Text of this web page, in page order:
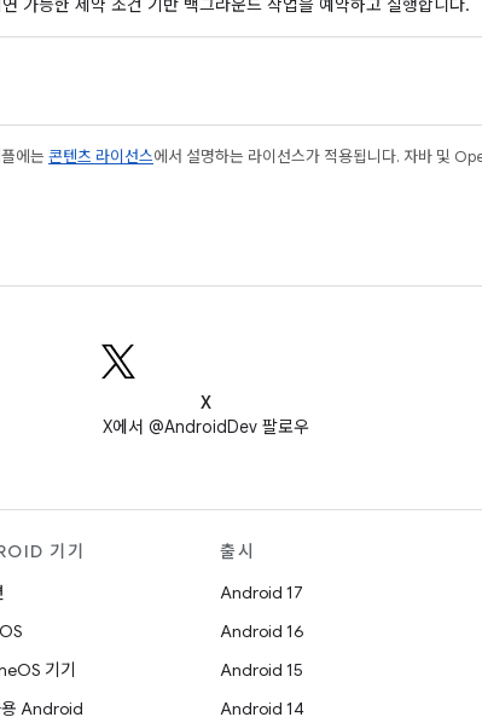
가능한 제약 조건 기반 백그라운드 작업을 예약하고 실행합니다.
에는 콘텐츠 라이선스에서 설명하는 라이선스가 적용됩니다. 자바 및
X
X에서 @AndroidDev 팔로우
기기
기기
Android
출시
Android 17
Android 16
Android 15
Android 14